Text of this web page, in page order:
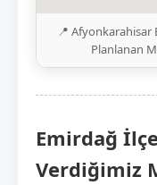
📍
Planlanan
Emirdağ
Verdiğimiz